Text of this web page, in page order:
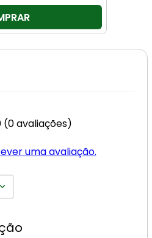
(0 avaliações)
uma avaliação.